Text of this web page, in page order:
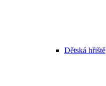
Dětská hřiště